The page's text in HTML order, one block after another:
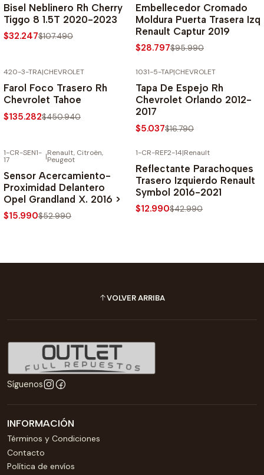
Bisel Neblinero Rh Cherry
Tiggo 8 1.5T 2020-2023
$32.247$107.490
Embellecedor Cromado
Moldura Puerta Trasera Izq
Renault Captur 2019
$28.797$95.990
420-3-TRA|CHEVROLET
Farol Foco Trasero Rh
Chevrolet Tahoe
$135.282$450.940
1031-5-TAP|CHEVROLET
Tapa De Espejo Rh
Chevrolet Orlando 2012-
2017
$5.037$16.790
-70% SOBRE PRECIO NORMAL
1-CR-SEN1-
17 |Renault, Citroën,
Peugeot
Sensor Acercamiento-
Proximidad Delantero
Opel Grandland X. 2016 >
$15.990$52.990
1-CR-REF2-14|Renault
Reflectante Parachoques
Trasero Izquierdo Renault
Symbol 2016-2021
$12.990$42.990
VOLVER ARRIBA
Síguenos
INFORMACIÓN
Términos y Condiciones
Contacto
Política de envíos